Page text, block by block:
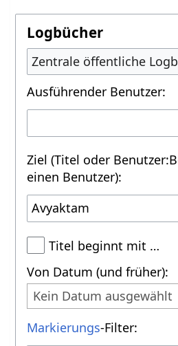
Logbücher
Zentrale öffentliche
Ausführender Benutzer:
Ziel (Titel oder
einen Benutzer):
Titel beginnt mit …
Von Datum (und früher):
Kein Datum ausgewählt
Markierungs-Filter: